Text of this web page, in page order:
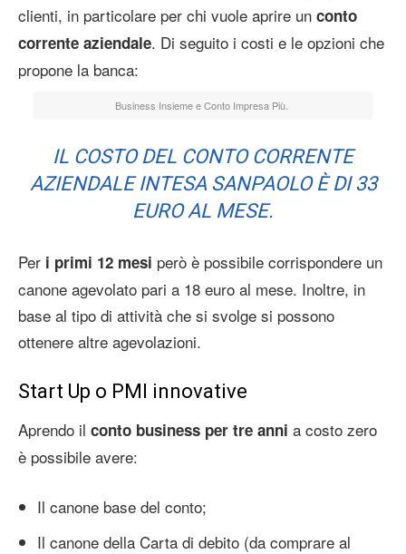
clienti, in particolare per chi vuole aprire un conto
corrente aziendale. Di seguito i costi e le opzioni che
propone la banca:
Business Insieme e Conto Impresa Più.
IL COSTO DEL CONTO CORRENTE
AZIENDALE INTESA SANPAOLO È DI 33
EURO AL MESE.
Per i primi 12 mesi però è possibile corrispondere un
canone agevolato pari a 18 euro al mese. Inoltre, in
base al tipo di attività che si svolge si possono
ottenere altre agevolazioni.
Start Up o PMI innovative
Aprendo il conto business per tre anni a costo zero
è possibile avere:
Il canone base del conto;
Il canone della Carta di debito (da comprare al